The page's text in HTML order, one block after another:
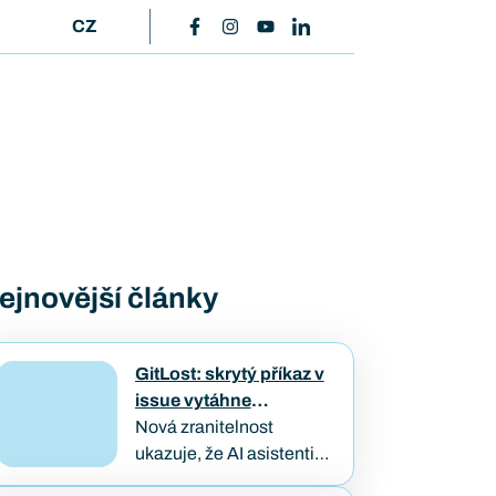
CZ
články
GitLost: skrytý příkaz v
issue vytáhne
soukromý kód
Nová zranitelnost
ukazuje, že AI asistenti